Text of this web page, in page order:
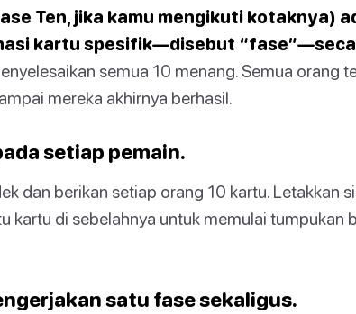
Ten, jika kamu mengikuti kotaknya)
kartu spesifik—disebut
semua 10 menang. Semua orang
mereka akhirnya berhasil.
setiap pemain.
dan berikan setiap orang 10 kartu. Letakkan
kartu di sebelahnya untuk memulai tumpukan
satu fase sekaligus.